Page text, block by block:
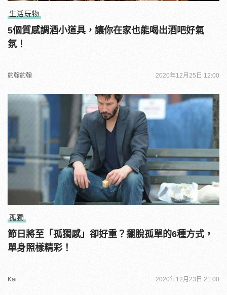
生活玩物
5個質感調酒小道具，讓你在家也能喝出酒吧好氣
氛！
約翰約翰 2020年12月25日 12:00
孤獨
節日將至「孤獨感」卻好重？擺脫孤單的6種方式，
單身照樣精彩！
Kai 2020年12月23日 21:00